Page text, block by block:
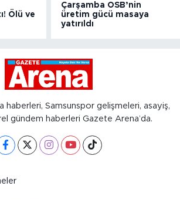
Ölü ve
Çarşamba OSB’nin
üretim gücü masaya
yatırıldı
haberleri, Samsunspor gelişmeleri, asayiş,
gündem haberleri Gazete Arena’da.